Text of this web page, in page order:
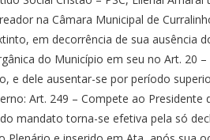
na Câmara Municipal de
em decorrência de sua ausência
do Município em seu no Art. 20
e dele ausentar-se por período
Art. 249 – Compete ao Presidente
mandato torna-se efetiva pela só